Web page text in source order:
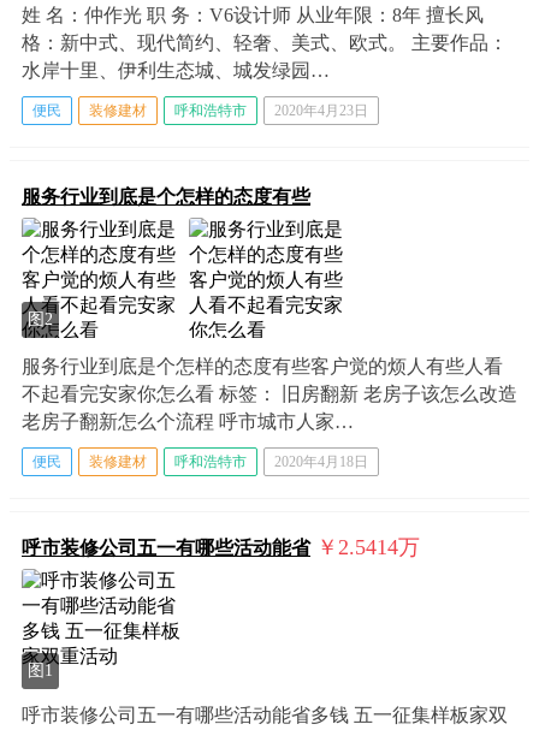
姓 名：仲作光 职 务：V6设计师 从业年限：8年 擅长风
格：新中式、现代简约、轻奢、美式、欧式。 主要作品：
水岸十里、伊利生态城、城发绿园…
便民 装修建材 呼和浩特市 2020年4月23日
服务行业到底是个怎样的态度有些
图2
服务行业到底是个怎样的态度有些客户觉的烦人有些人看
不起看完安家你怎么看 标签： 旧房翻新 老房子该怎么改造
老房子翻新怎么个流程 呼市城市人家…
便民 装修建材 呼和浩特市 2020年4月18日
呼市装修公司五一有哪些活动能省 ￥2.5414万
图1
呼市装修公司五一有哪些活动能省多钱 五一征集样板家双